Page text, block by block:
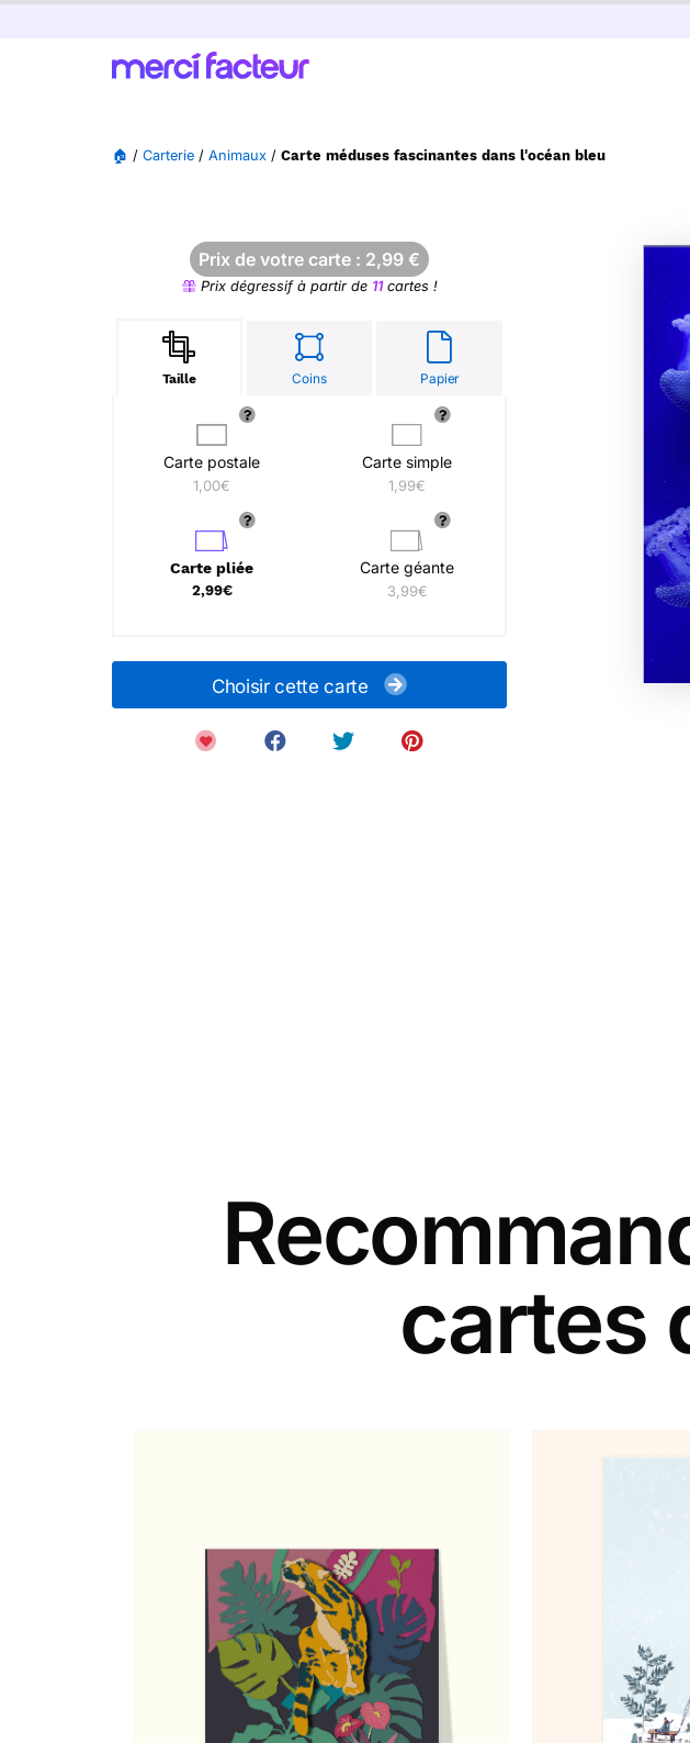
🏠 / Carterie / Animaux / Carte méduses fascinantes dans l'océan bleu
Prix de votre carte : 2,99 €
Prix dégressif à partir de 11cartes !
Taille Coins Papier
Carte postale
1,00€
Carte simple
1,99€
Carte pliée
2,99€
Carte géante
3,99€
Choisir cette carte
cartes